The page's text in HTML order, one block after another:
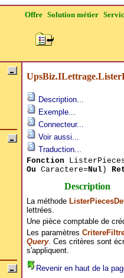
Offre Solution métier
Description...
Exemple...
Connecteur...
Voir aussi...
Traduction...
Fonction
Ou Caractere=Nul)
Description
La méthode
lettrées.
Une pièce comptable de
Les paramètres
Query. Ces critères sont
s'appliquent.
Revenir en haut de la